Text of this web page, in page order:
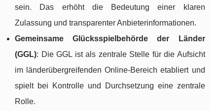
sein. Das erhöht die Bedeutung einer klaren
Zulassung und transparenter Anbieterinformationen.
Gemeinsame Glücksspielbehörde der Länder
(GGL): Die GGL ist als zentrale Stelle für die Aufsicht
im länderübergreifenden Online-Bereich etabliert und
spielt bei Kontrolle und Durchsetzung eine zentrale
Rolle.